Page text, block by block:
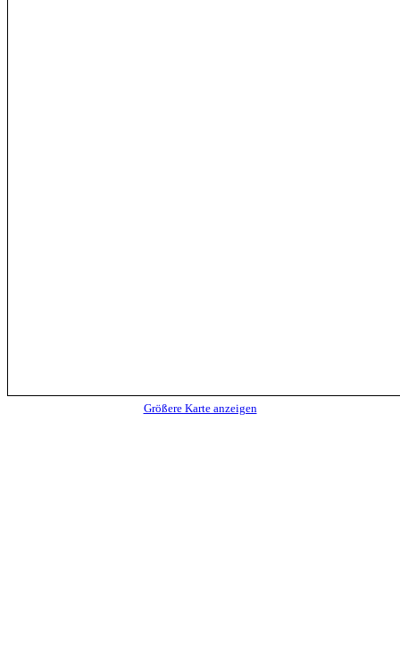
Größere Karte anzeigen